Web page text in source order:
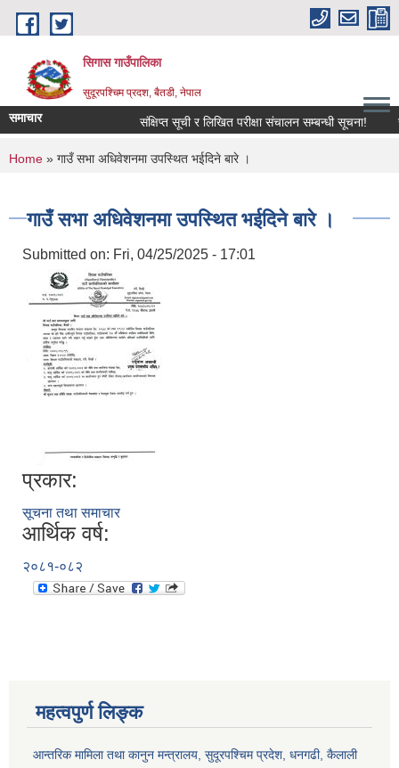
Skip to main content
सिगास गाउँपालिका
सुदूरपश्चिम प्रदश, बैतडी, नेपाल
समाचार संक्षिप्त सूची र लिखित परीक्षा संचालन सम्बन्धी सूचना!
You are here
Home » गाउँ सभा अधिवेशनमा उपस्थित भईदिने बारे ।
गाउँ सभा अधिवेशनमा उपस्थित भईदिने बारे ।
Submitted on: Fri, 04/25/2025 - 17:01
प्रकार:
सूचना तथा समाचार
आर्थिक वर्ष:
२०८१-०८२
महत्वपुर्ण लिङ्क
आन्तरिक मामिला तथा कानुन मन्त्रालय, सुदूरपश्चिम प्रदेश, धनगढी, कैलाली